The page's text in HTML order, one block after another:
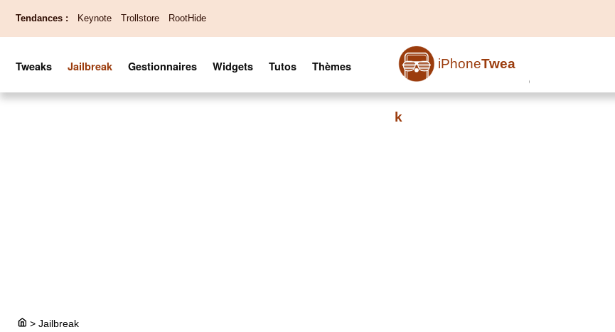
Tendances : Keynote Trollstore RootHide
iPhoneTwea
k
Tweaks Jailbreak Gestionnaires Widgets Tutos Thèmes
> Jailbreak